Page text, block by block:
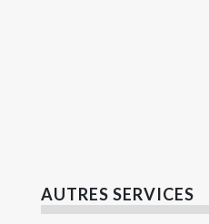
AUTRES SERVICES